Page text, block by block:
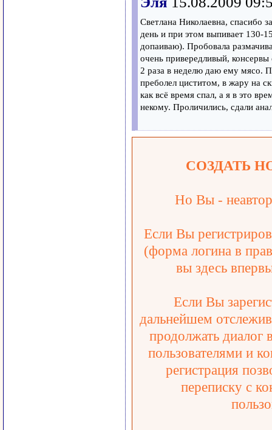
Светлана Николаевна, спасибо
день и при этом выпивает 130-
допаиваю). Пробовала
очень привередливый,
2 раза в неделю даю ему мясо.
преболел циститом, в жару на
как всё время спал, а я в это
некому. Проличились, сдали
СОЗДАТЬ
Но Вы -
Если Вы
(форма логина в
вы здесь
Если Вы
дальнейшем
продолжать диалог
пользователями и
регистрация
переписку с